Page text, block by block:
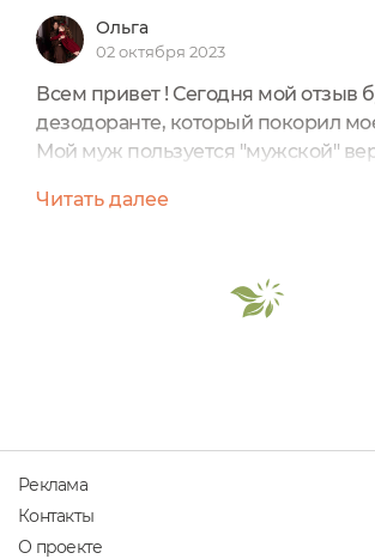
Ольга
02 октября 2023
Всем привет ! Сегодня мой отзыв
дезодоранте, который покорил
Мой муж пользуется "мужской"
мужской дезик в дни полной
у мужской версии (хоть аромат и
приятный, мне тяжело его долго
Читать далее
Реклама
Контакты
О проекте